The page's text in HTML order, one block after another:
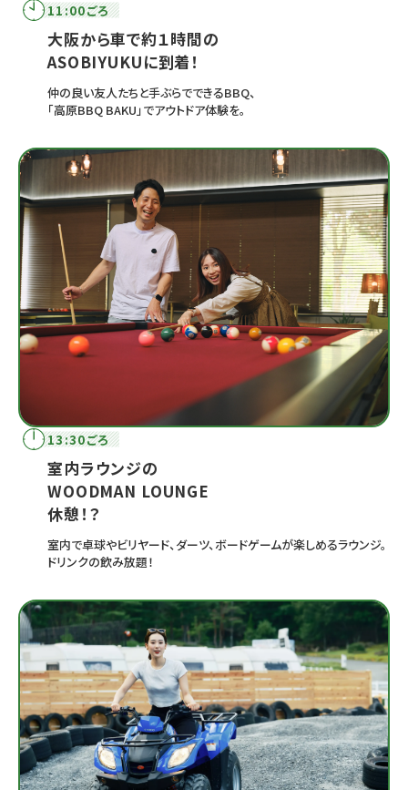
11:00ごろ
大阪から車で約１時間の
ASOBIYUKUに到着！
仲の良い友人たちと手ぶらでできるBBQ、
「高原BBQ BAKU」でアウトドア体験を。
13:30ごろ
室内ラウンジの
WOODMAN LOUNGE
休憩！？
室内で卓球やビリヤード、ダーツ、ボードゲームが楽しめるラウンジ。
ドリンクの飲み放題！